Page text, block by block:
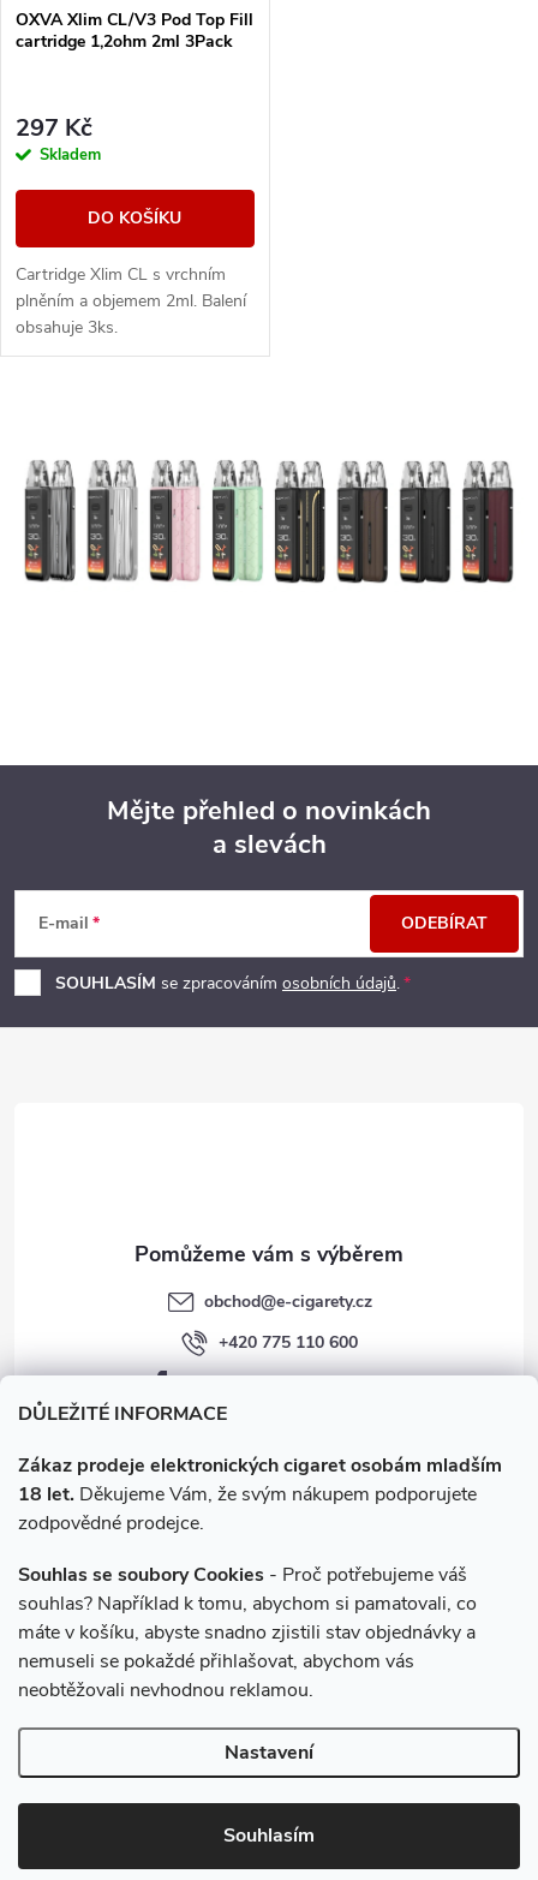
DŮLEŽITÉ INFORMACE
Zákaz prodeje elektronických cigaret osobám mladším
18 let. Děkujeme Vám, že svým nákupem podporujete
zodpovědné prodejce.
Souhlas se soubory Cookies - Proč potřebujeme váš
souhlas? Například k tomu, abychom si pamatovali, co
máte v košíku, abyste snadno zjistili stav objednávky a
nemuseli se pokaždé přihlašovat, abychom vás
neobtěžovali nevhodnou reklamou.
Nastavení
Souhlasím
OXVA Xlim CL/V3 Pod Top Fill
cartridge 1,2ohm 2ml 3Pack
297 Kč
Skladem
DO KOŠÍKU
Cartridge Xlim CL s vrchním
plněním a objemem 2ml. Balení
obsahuje 3ks.
v
á
í
v
k
y
p
a
Mějte přehled o novinkách
a slevách
E-mail
SOUHLASÍM se zpracováním osobních údajů.
ODEBÍRAT
obchod@e-cigarety.cz
+420 775 110 600
facebook.com/e-cigarety.cz
Instagram
Vytvořil Shoptet
e-cigarety.cz. Všechna práva vyhrazena.
nastavení cookies